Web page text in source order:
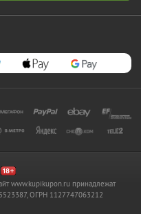
www.kupikupon.ru принадлежат
ОГРН 1127747063212